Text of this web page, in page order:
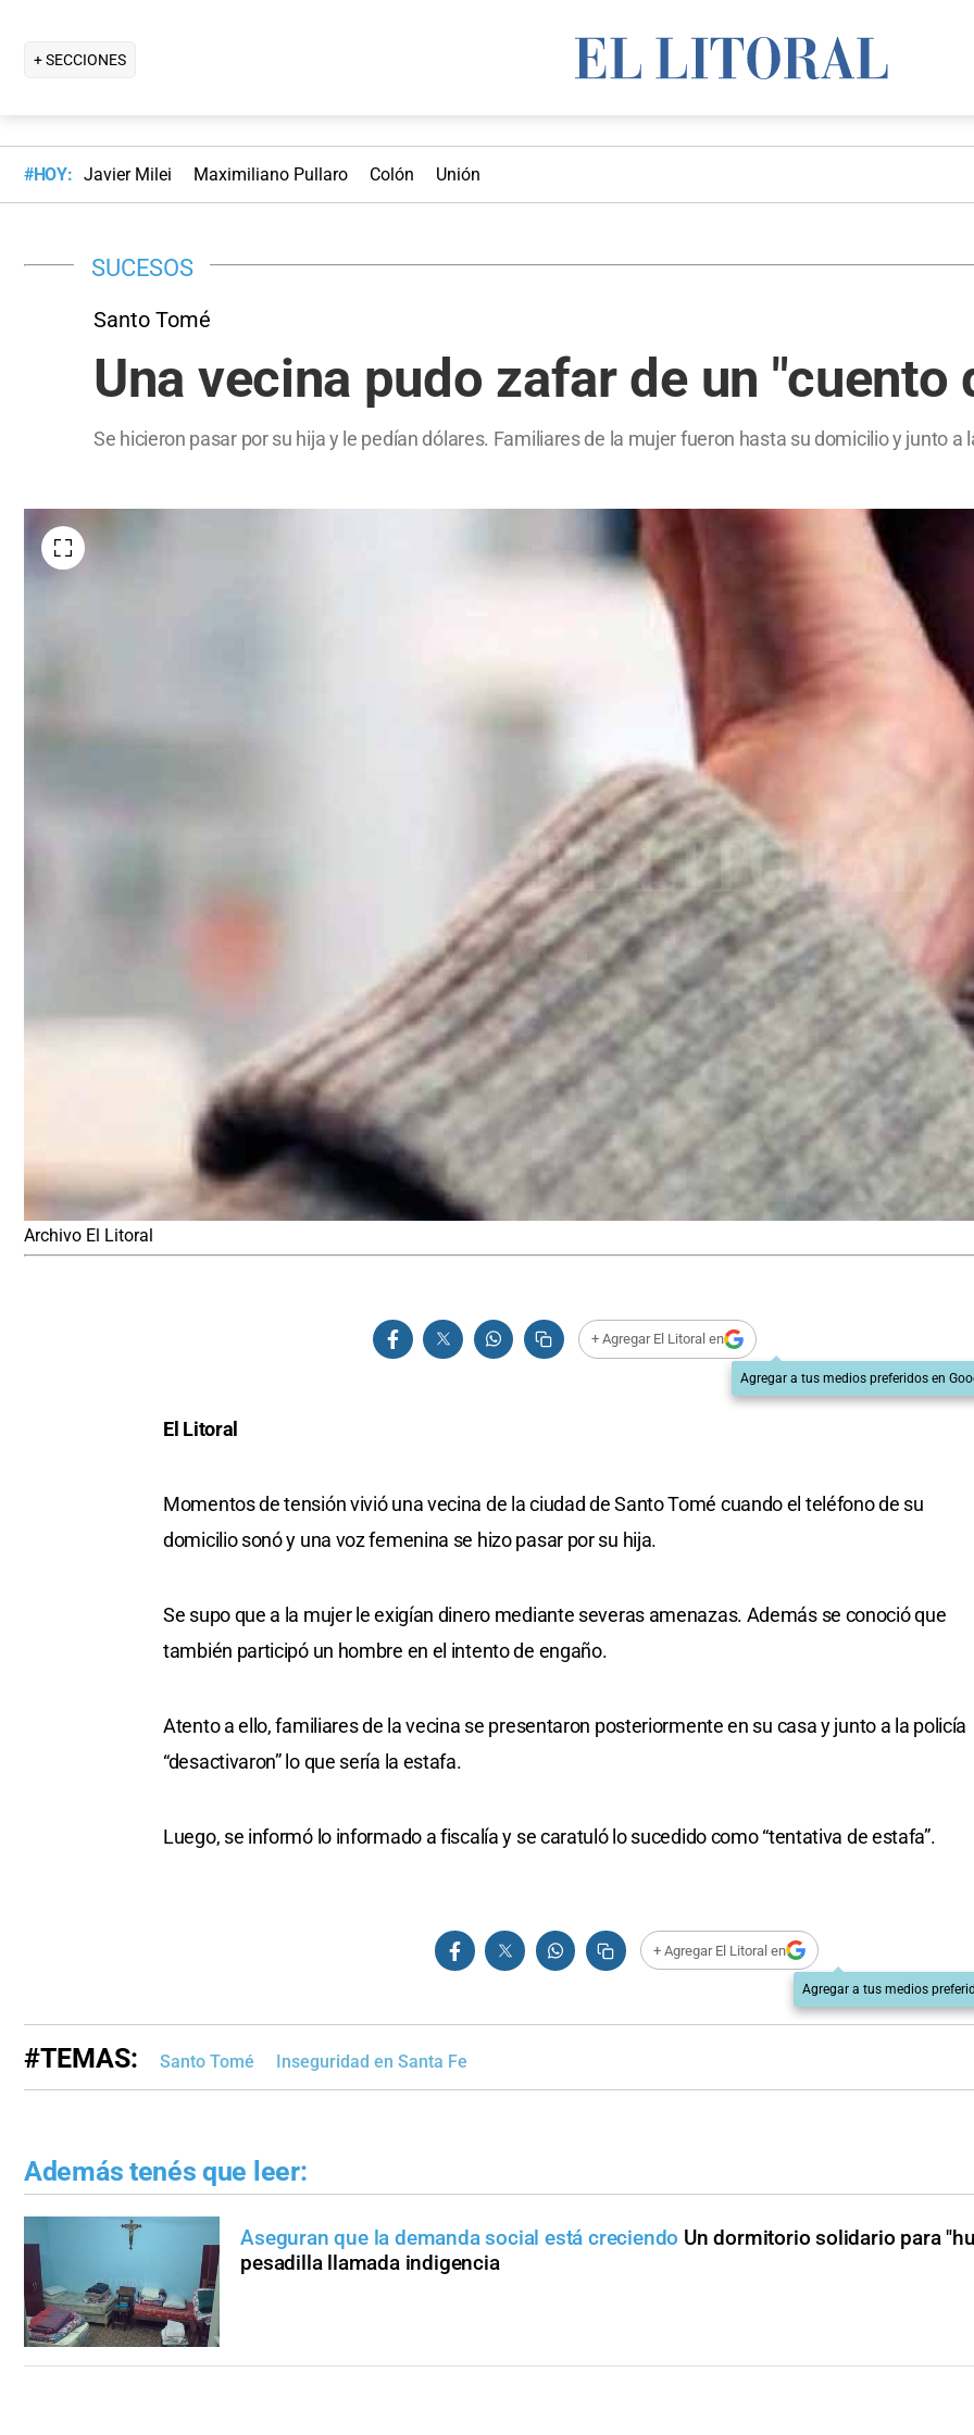
+ SECCIONES
#HOY: Javier Milei Maximiliano Pullaro Colón Unión
SUCESOS
Santo Tomé
Una vecina pudo zafar de un "cuento
Se hicieron pasar por su hija y le pedían dólares. Familiares de la mujer fueron hasta su domicilio y junto a
Archivo El Litoral
+ Agregar El Litoral en
Agregar a tus medios preferidos en
El Litoral
Momentos de tensión vivió una vecina de la ciudad de Santo Tomé cuando el teléfono de su
domicilio sonó y una voz femenina se hizo pasar por su hija.
Se supo que a la mujer le exigían dinero mediante severas amenazas. Además se conoció que
también participó un hombre en el intento de engaño.
Atento a ello, familiares de la vecina se presentaron posteriormente en su casa y junto a la policía
“desactivaron” lo que sería la estafa.
Luego, se informó lo informado a fiscalía y se caratuló lo sucedido como “tentativa de estafa”.
+ Agregar El Litoral en
Agregar a tus medios
#TEMAS: Santo Tomé Inseguridad en Santa Fe
Además tenés que leer:
Aseguran que la demanda social está creciendo Un dormitorio solidario para
pesadilla llamada indigencia